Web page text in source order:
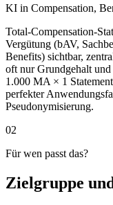
KI in Compensation,
Total-Compensation-
Vergütung (bAV,
Benefits) sichtbar,
oft nur Grundgehalt
1.000 MA × 1
perfekter
Pseudonymisierung.
02
Für wen passt das?
Zielgruppe